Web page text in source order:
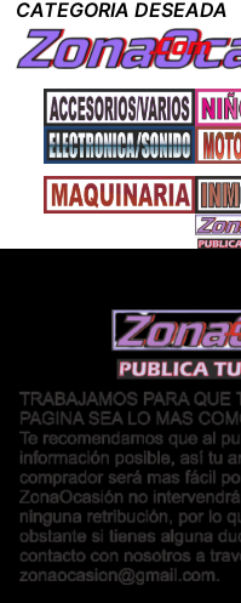
CATEGORIA DESEADA